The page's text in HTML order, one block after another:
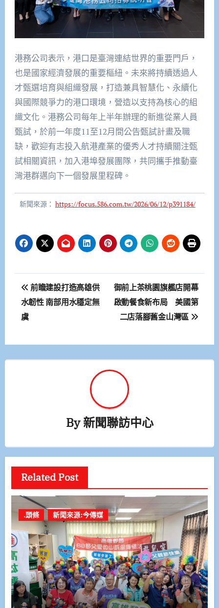
港務公司表示，港口是臺灣連結世界的重要門戶，
也是國家經濟發展的重要樞紐。未來將持續透過人
才甄選培育與組織發展，打造兼具智慧化、永續化
與國際競爭力的港口環境，營造以支持為核心的組
織文化。港務公司每年上半年辦理的新進從業人員
甄試，於前一年度11至12月間公告甄試計畫及職
缺，歡迎有志投入航港產業的優秀人才持續關注甄
試相關資訊，加入港埠發展團隊，共同攜手推動臺
灣港群邁向下一個發展里程碑。
新聞來源： https://focus.586.com.tw/2026/06/12/p391184/
文
章
導
覽
前瞻建設打造高雄供
水韌性 南部用水穩定無
虞
御前上茶桃園旗艦店開幕
啟動餐食新布局 美國第
二店落腳舊金山灣區
By新聞聯訪中心
Related Post
.頭條 新聞來源:今傳媒